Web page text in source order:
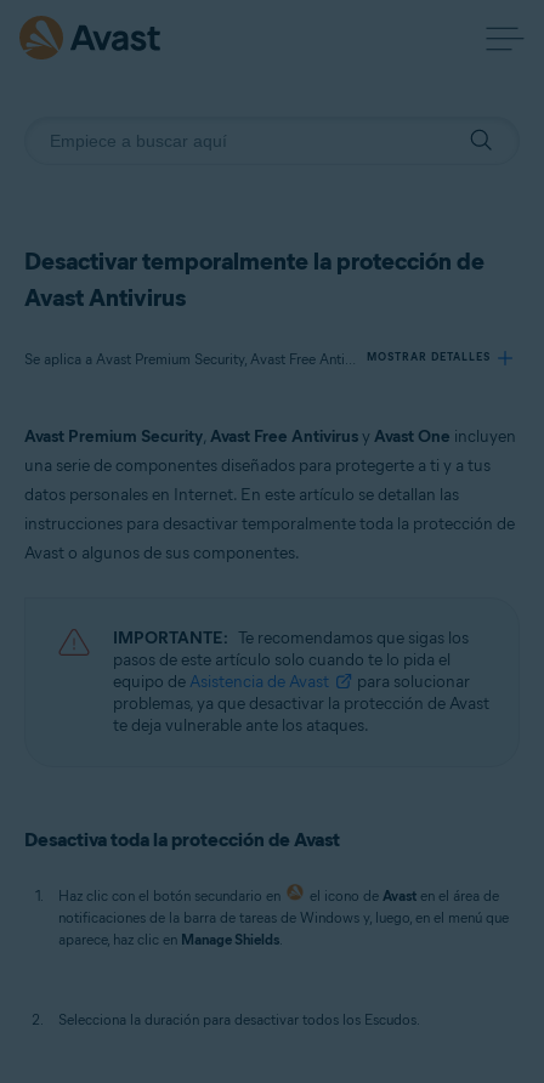
Desactivar temporalmente la protección de
Avast Antivirus
Se aplica a Avast Premium Security, Avast Free Antivirus, Avast One MOSTRAR DETALLES
Avast Free Antivirus
Avast One
Avast Premium Security, Avast Free Antivirusy Avast One incluyen
una serie de componentes diseñados para protegerte a ti y a tus
datos personales en Internet. En este artículo se detallan las
instrucciones para desactivar temporalmente toda la protección de
Avast o algunos de sus componentes.
IMPORTANTE: Te recomendamos que sigas los
pasos de este artículo solo cuando te lo pida el
equipo de Asistencia de Avast
para solucionar
problemas, ya que desactivar la protección de Avast
te deja vulnerable ante los ataques.
Desactiva toda la protección de Avast
Haz clic con el botón secundario en el icono deAvast en el área de
notificaciones de la barra de tareas de Windows y, luego, en el menú que
aparece, haz clic en Manage Shields.
Selecciona la duración para desactivar todos los Escudos.